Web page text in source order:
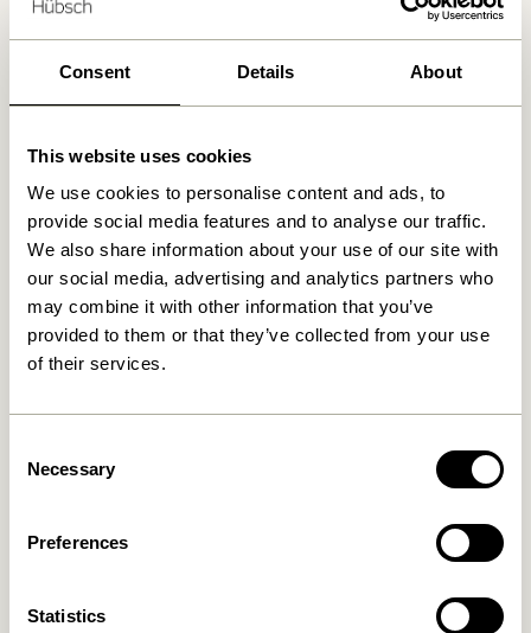
Consent Details About
This website uses cookies
We use cookies to personalise content and ads, to
provide social media features and to analyse our traffic.
We also share information about your use of our site with
our social media, advertising and analytics partners who
may combine it with other information that you’ve
provided to them or that they’ve collected from your use
of their services.
Selection
Necessary
Preferences
Statistics
Kostenlose Lieferung über